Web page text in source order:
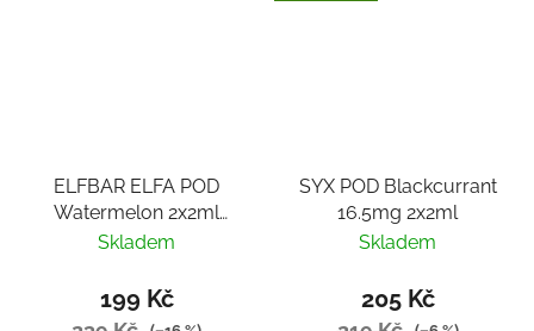
ELFBAR ELFA POD
Watermelon 2x2ml
20mg
Skladem
199 Kč
SYX POD Blackcurrant
16.5mg 2x2ml
Skladem
205 Kč